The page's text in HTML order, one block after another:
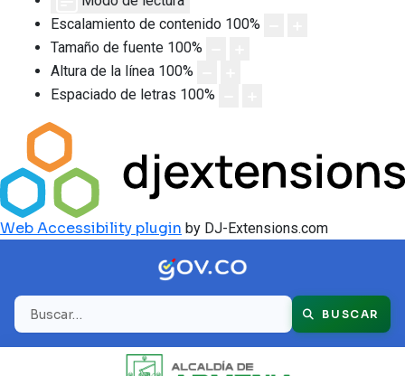
Escalamiento de contenido 100%
Tamaño de fuente 100%
Altura de la línea 100%
Espaciado de letras 100%
Web Accessibility plugin by DJ-Extensions.com
Buscar BUSCAR